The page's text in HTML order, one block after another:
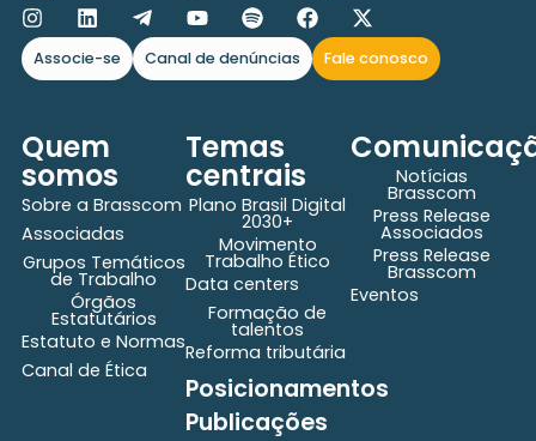
Associe-se Canal de denúncias Fale conosco
Quem
somos
Sobre a Brasscom
Associadas
Grupos Temáticos
de Trabalho
Órgãos
Estatutários
Estatuto e Normas
Canal de Ética
Temas
centrais
Plano Brasil Digital
2030+
Movimento
Trabalho Ético
Data centers
Formação de
talentos
Reforma tributária
Posicionamentos
Publicações
Notícias
Brasscom
Press Release
Associados
Press Release
Brasscom
Eventos